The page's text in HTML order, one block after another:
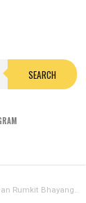
SEARCH
Ini Kata Danyon C